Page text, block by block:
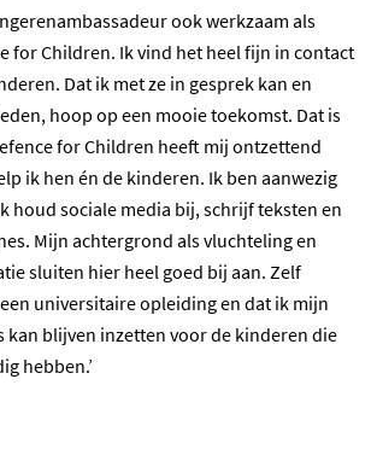
ook werkzaam als
for Children. Ik vind het heel fijn in contact
Dat ik met ze in gesprek kan en
hoop op een mooie toekomst. Dat is
for Children heeft mij ontzettend
ik hen én de kinderen. Ik ben aanwezig
houd sociale media bij, schrijf teksten en
Mijn achtergrond als vluchteling en
sluiten hier heel goed bij aan. Zelf
universitaire opleiding en dat ik mijn
kan blijven inzetten voor de kinderen die
hebben.’